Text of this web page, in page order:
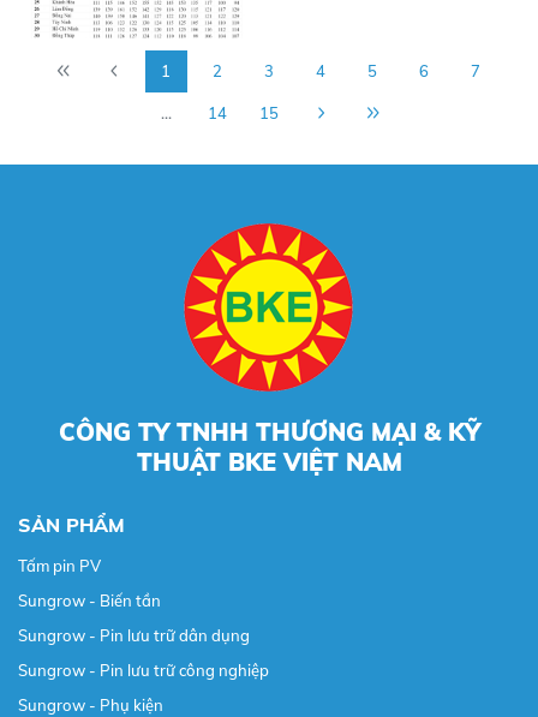
1 2 3 4 5 6 7
... 14 15
CÔNG TY TNHH THƯƠNG MẠI & KỸ
THUẬT BKE VIỆT NAM
SẢN PHẨM
Tấm pin PV
Sungrow - Biến tần
Sungrow - Pin lưu trữ dân dụng
Sungrow - Pin lưu trữ công nghiệp
Sungrow - Phụ kiện